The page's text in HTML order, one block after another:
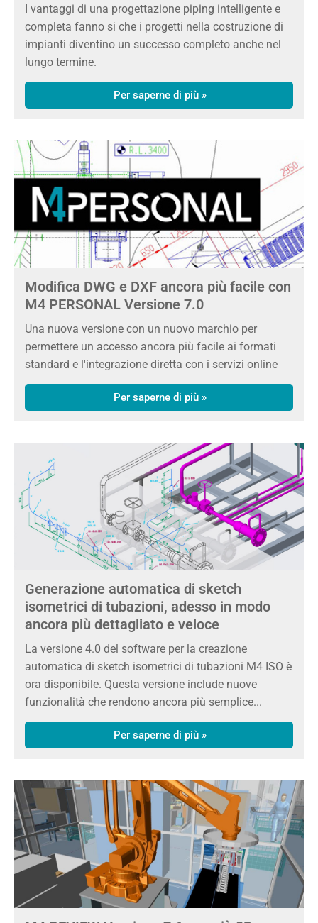
I vantaggi di una progettazione piping intelligente e
completa fanno si che i progetti nella costruzione di
impianti diventino un successo completo anche nel
lungo termine.
Per saperne di più »
Modifica DWG e DXF ancora più facile con
M4 PERSONAL Versione 7.0
Una nuova versione con un nuovo marchio per
permettere un accesso ancora più facile ai formati
standard e l'integrazione diretta con i servizi online
Per saperne di più »
Generazione automatica di sketch
isometrici di tubazioni, adesso in modo
ancora più dettagliato e veloce
La versione 4.0 del software per la creazione
automatica di sketch isometrici di tubazioni M4 ISO è
ora disponibile. Questa versione include nuove
funzionalità che rendono ancora più semplice...
Per saperne di più »